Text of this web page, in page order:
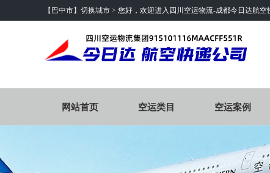
【巴中市】切换城市 > 您好，欢迎进入四川空运物流-成都今日达航空
网站首页 空运类目 空运案例